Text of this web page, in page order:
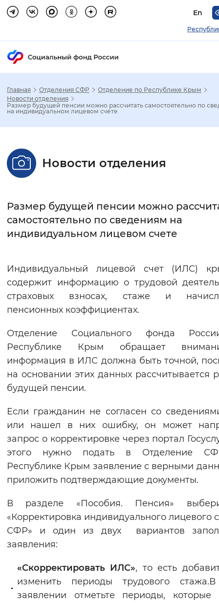
En
Стандартный Увеличенный
Без засечек С засечками
Интервал между буквами
Цвет сайта
Монохромный Инверсивный
Изображения
Включены Выключены
Воспроизвести Остановить
Вернуть стандартные настройки
Главная Отделения СФР
Отделение по Республике Крым
Новости отделения
Размер будущей пенсии можно рассчитать самостоятельно по
на индивидуальном лицевом счете
Новости отделения
Размер будущей пенсии можно
самостоятельно по сведениям на
индивидуальном лицевом счете
Индивидуальный лицевой счет (ИЛС)
содержит информацию о трудовой
страховых взносах, стаже и
пенсионных коэффициентах.
Отделение Социального фонда
Республике Крым обращает
информация в ИЛС должна быть точной,
на основании этих данных рассчитывается
будущей пенсии.
Если гражданин не согласен со
или нашел в них ошибку, он может
запрос о корректировке через портал
этого нужно подать в Отделение
Республике Крым заявление с верными
приложить подтверждающие документы.
В разделе «Пособия. Пенсия»
«Корректировка индивидуального лицевого
СФР» и один из двух вариантов
заявления:
«Скорректировать ИЛС», то есть
изменить периоды трудового
заявлении отметьте периоды, которые